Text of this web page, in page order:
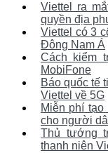
Viettel ra
quyền địa
Viettel có 3
Đông Nam Á
Cách kiểm
MobiFone
Báo quốc tế
Viettel về 5G
Miễn phí
cho người
Thủ tướng
thanh niên